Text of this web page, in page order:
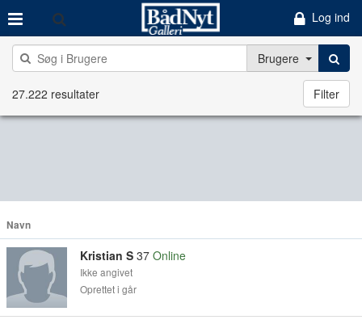
Log ind
Brugere
27.222 resultater Filter
Navn
Kristian S 37 Online
Ikke angivet
Oprettet i går